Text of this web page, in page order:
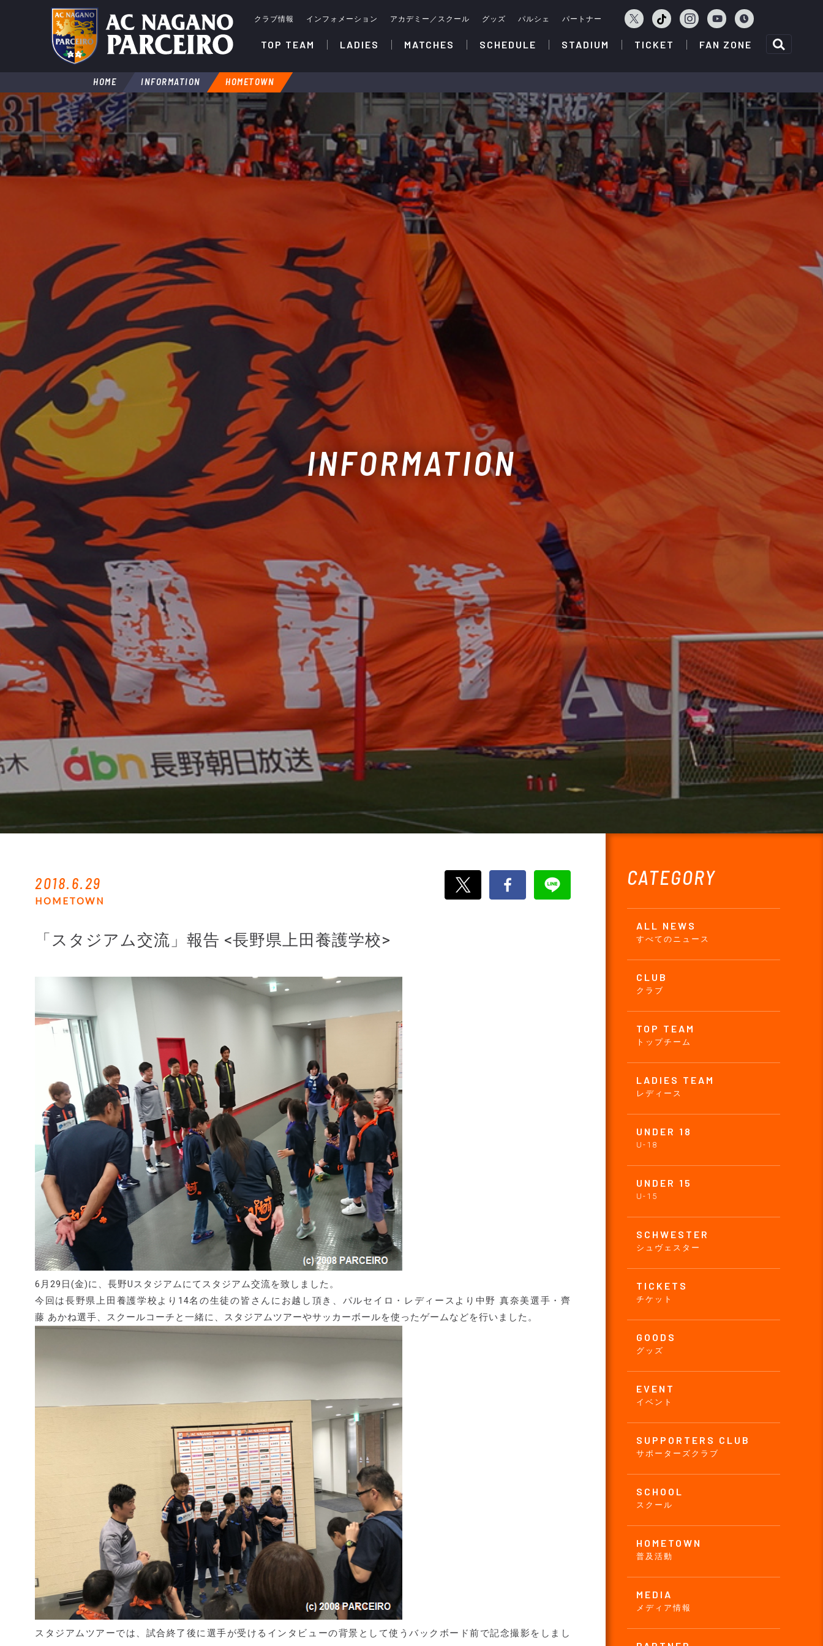
クラブ情報 インフォメーション アカデミー／スクール グッズ パルシェ パートナー
TOP TEAM LADIES MATCHES SCHEDULE STADIUM TICKET FAN ZONE
HOME INFORMATION HOMETOWN
INFORMATION
CATEGORY
ALL NEWS
すべてのニュース
CLUB
クラブ
TOP TEAM
トップチーム
LADIES TEAM
レディース
UNDER 18
U-18
UNDER 15
U-15
SCHWESTER
シュヴェスター
TICKETS
チケット
GOODS
グッズ
EVENT
イベント
SUPPORTERS CLUB
サポーターズクラブ
SCHOOL
スクール
HOMETOWN
普及活動
MEDIA
メディア情報
2018.6.29
HOMETOWN
「スタジアム交流」報告 <長野県上田養護学校>
6月29日(金)に、長野Uスタジアムにてスタジアム交流を致しました。
今回は長野県上田養護学校より14名の生徒の皆さんにお越し頂き、パルセイロ・レディースより中野 真奈美選手・齊
藤 あかね選手、スクールコーチと一緒に、スタジアムツアーやサッカーボールを使ったゲームなどを行いました。
スタジアムツアーでは、試合終了後に選手が受けるインタビューの背景として使うバックボード前で記念撮影をしまし